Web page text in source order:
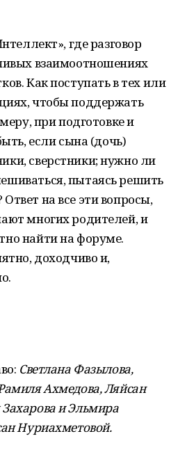
где разговор
взаимоотношениях
Как поступать в тех или
чтобы поддержать
при подготовке и
если сына (дочь)
сверстники; нужно ли
пытаясь решить
на все эти вопросы,
многих родителей, и
найти на форуме.
доходчиво и,
Светлана Фазылова,
Ахмедова, Ляйсан
и Эльмира
Нуриахметовой.